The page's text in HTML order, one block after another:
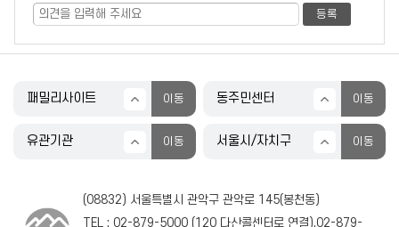
(08832) 서울특별시 관악구 관악로 145(봉천동)
TEL : 02-879-5000(120다산콜센터로 연결),02-879-